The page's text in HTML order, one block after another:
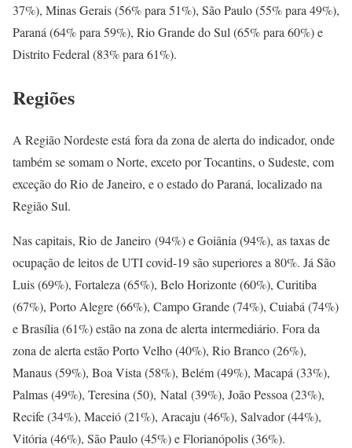
37%), Minas Gerais (56% para 51%), São Paulo (55% para 49%),
Paraná (64% para 59%), Rio Grande do Sul (65% para 60%) e
Distrito Federal (83% para 61%).
Regiões
A Região Nordeste está fora da zona de alerta do indicador, onde
também se somam o Norte, exceto por Tocantins, o Sudeste, com
exceção do Rio de Janeiro, e o estado do Paraná, localizado na
Região Sul.
Nas capitais, Rio de Janeiro (94%) e Goiânia (94%), as taxas de
ocupação de leitos de UTI covid-19 são superiores a 80%. Já São
Luis (69%), Fortaleza (65%), Belo Horizonte (60%), Curitiba
(67%), Porto Alegre (66%), Campo Grande (74%), Cuiabá (74%)
e Brasília (61%) estão na zona de alerta intermediário. Fora da
zona de alerta estão Porto Velho (40%), Rio Branco (26%),
Manaus (59%), Boa Vista (58%), Belém (49%), Macapá (33%),
Palmas (49%), Teresina (50), Natal (39%), João Pessoa (23%),
Recife (34%), Maceió (21%), Aracaju (46%), Salvador (44%),
Vitória (46%), São Paulo (45%) e Florianópolis (36%).